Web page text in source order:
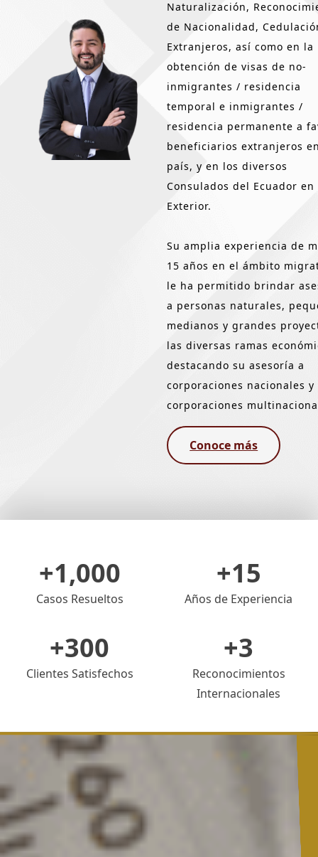
Naturalización,
de Nacionalidad,
Extranjeros, así como en la
obtención de visas de no-
inmigrantes / residencia
temporal e inmigrantes /
residencia permanente a
beneficiarios extranjeros
país, y en los diversos
Consulados del Ecuador en
Exterior.
Su amplia experiencia de
15 años en el ámbito
le ha permitido brindar
a personas naturales,
medianos y grandes
las diversas ramas
destacando su asesoría a
corporaciones nacionales y
corporaciones
Conoce más
+1,000
Casos Resueltos
+15
Años de Experiencia
+300
Clientes Satisfechos
+3
Reconocimientos
Internacionales